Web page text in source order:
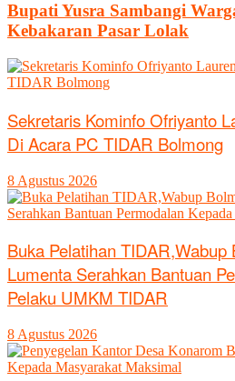
Bupati Yusra Sambangi
Kebakaran Pasar Lolak
Sekretaris Kominfo Ofriyanto
Di Acara PC TIDAR Bolmong
8 Agustus 2026
Buka Pelatihan TIDAR,Wabup
Lumenta Serahkan Bantuan
Pelaku UMKM TIDAR
8 Agustus 2026